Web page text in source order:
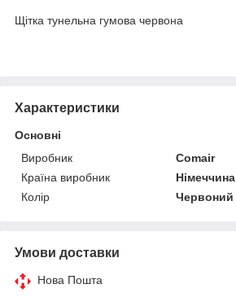
Щітка тунельна гумова червона
Характеристики
Основні
Виробник
Comair
Країна виробник
Німеччина
Колір
Червоний
Умови доставки
Нова Пошта